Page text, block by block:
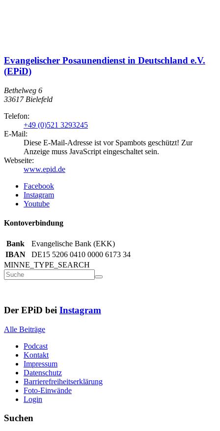
Evangelischer Posaunendienst in Deutschland e.V.
(EPiD)
Bethelweg 6
33617 Bielefeld
Telefon:
+49 (0)521 3293245
E-Mail:
Diese E-Mail-Adresse ist vor Spambots geschützt! Zur
Anzeige muss JavaScript eingeschaltet sein.
Webseite:
www.epid.de
Facebook
Instagram
Youtube
Kontoverbindung
Bank
Evangelische Bank (EKK)
IBAN
DE15 5206 0410 0000 6173 34
MINNE_TYPE_SEARCH
Der EPiD bei Instagram
Alle Beiträge
Podcast
Kontakt
Impressum
Datenschutz
Barrierefreiheitserklärung
Foto-Einwände
Login
Suchen